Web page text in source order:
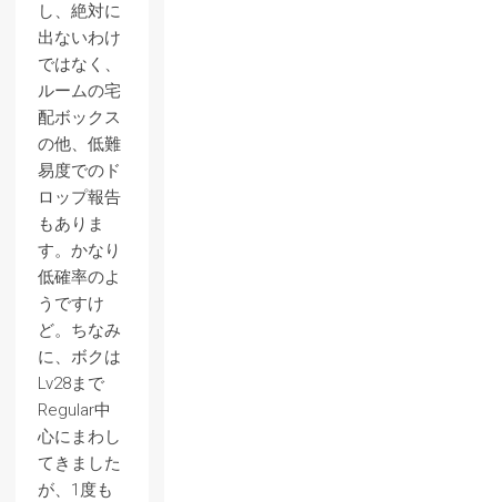
し、絶対に
出ないわけ
ではなく、
ルームの宅
配ボックス
の他、低難
易度でのド
ロップ報告
もありま
す。かなり
低確率のよ
うですけ
ど。ちなみ
に、ボクは
Lv28まで
Regular中
心にまわし
てきました
が、1度も